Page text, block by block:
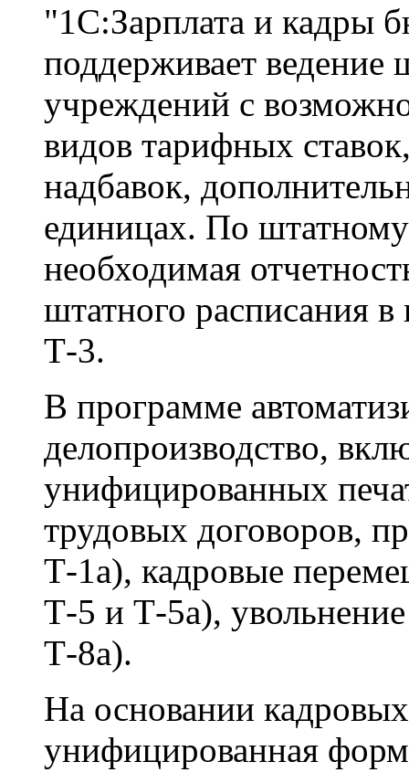
"1С:Зарплата и кадры
поддерживает ведение
учреждений с
видов тарифных
надбавок,
единицах. По
необходимая
штатного расписания
Т-3.
В программе
делопроизводство,
унифицированных
трудовых договоров,
Т-1а), кадровые
Т-5 и Т-5а),
Т-8а).
На основании
унифицированная